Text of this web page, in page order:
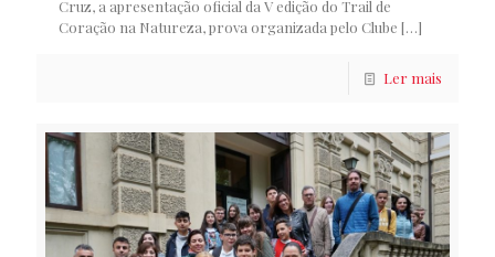
Cruz, a apresentação oficial da V edição do Trail de
Coração na Natureza, prova organizada pelo Clube […]
Ler mais